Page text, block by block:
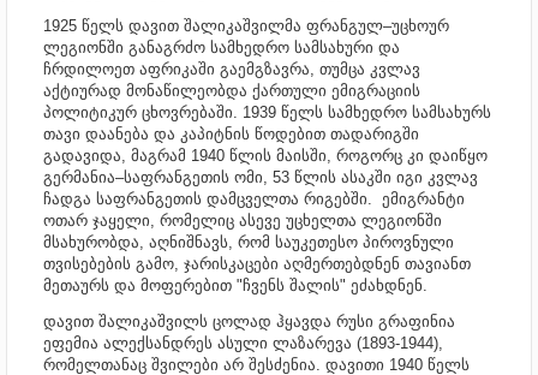
1925 წელს დავით შალიკაშვილმა ფრანგულ–უცხოურ
ლეგიონში განაგრძო სამხედრო სამსახური და
ჩრდილოეთ აფრიკაში გაემგზავრა, თუმცა კვლავ
აქტიურად მონაწილეობდა ქართული ემიგრაციის
პოლიტიკურ ცხოვრებაში. 1939 წელს სამხედრო სამსახურს
თავი დაანება და კაპიტნის წოდებით თადარიგში
გადავიდა, მაგრამ 1940 წლის მაისში, როგორც კი დაიწყო
გერმანია–საფრანგეთის ომი, 53 წლის ასაკში იგი კვლავ
ჩადგა საფრანგეთის დამცველთა რიგებში. ემიგრანტი
ოთარ ჯაყელი, რომელიც ასევე უცხელთა ლეგიონში
მსახურობდა, აღნიშნავს, რომ საუკეთესო პიროვნული
თვისებების გამო, ჯარისკაცები აღმერთებდნენ თავიანთ
მეთაურს და მოფერებით "ჩვენს შალის" ეძახდნენ.
დავით შალიკაშვილს ცოლად ჰყავდა რუსი გრაფინია
ეფემია ალექსანდრეს ასული ლაზარევა (1893-1944),
რომელთანაც შვილები არ შესძენია. დავითი 1940 წელს